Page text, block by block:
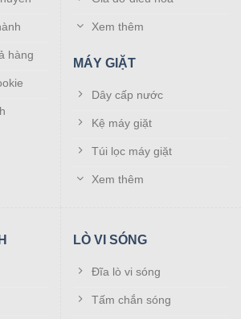
thích của Remote
1 chiều cao cấp
giá là có độ tương thích cao khi lựa
của mẫu điều khiển đi kèm. Bạn có
khiển cho các máy điều hòa Casper
18000BTU.
là đại lý phân phối tất cả các dòng
Casper từ hàng chính hãng đến hàng
7 ngày đầu, Ship COD toàn quốc
khách hàng lưu ý lựa chọn đúng
hàng
Xem thêm
MÁY GIẶT
Dây cấp nước
Kệ máy giặt
Túi lọc máy giặt
Xem thêm
LÒ VI SÓNG
Đĩa lò vi sóng
Tấm chắn sóng